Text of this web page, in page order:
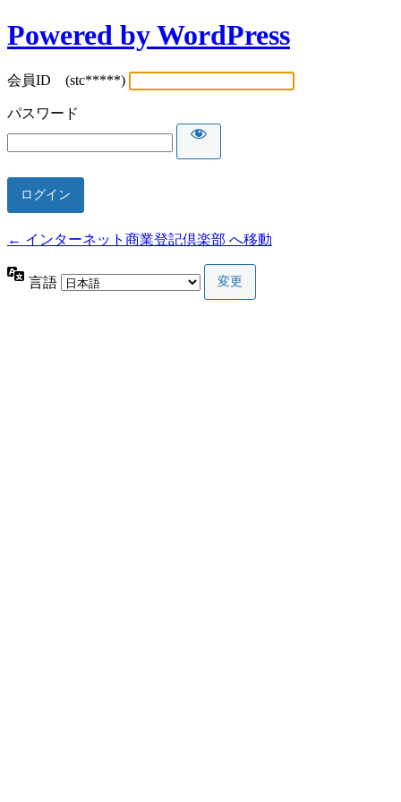
Powered by WordPress
会員ID (stc*****)
パスワード
← インターネット商業登記倶楽部 へ移動
言語